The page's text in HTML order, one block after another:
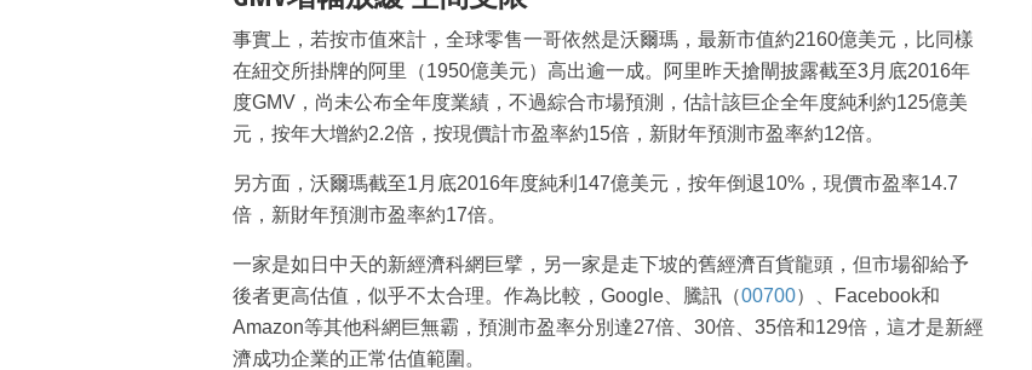
事實上，若按市值來計，全球零售一哥依然是沃爾瑪，最新市值約2160億美元，比同樣
在紐交所掛牌的阿里（1950億美元）高出逾一成。阿里昨天搶閘披露截至3月底2016年
度GMV，尚未公布全年度業績，不過綜合市場預測，估計該巨企全年度純利約125億美
元，按年大增約2.2倍，按現價計市盈率約15倍，新財年預測市盈率約12倍。
另方面，沃爾瑪截至1月底2016年度純利147億美元，按年倒退10%，現價市盈率14.7
倍，新財年預測市盈率約17倍。
一家是如日中天的新經濟科網巨擘，另一家是走下坡的舊經濟百貨龍頭，但市場卻給予
後者更高估值，似乎不太合理。作為比較，Google、騰訊（00700）、Facebook和
Amazon等其他科網巨無霸，預測市盈率分別達27倍、30倍、35倍和129倍，這才是新經
濟成功企業的正常估值範圍。